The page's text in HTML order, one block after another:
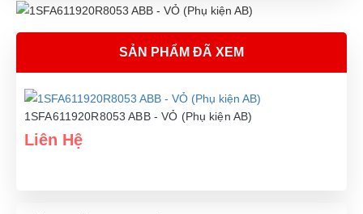
SẢN PHẨM ĐÃ XEM
1SFA611920R8053 ABB - VỎ (Phụ kiện AB)
Liên Hệ